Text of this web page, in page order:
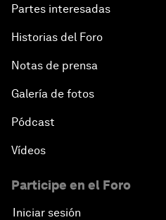
Partes interesadas
Historias del Foro
Notas de prensa
Galería de fotos
Pódcast
Vídeos
Participe en el Foro
Iniciar sesión